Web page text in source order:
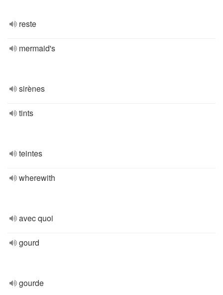
reste
mermaid's
sirènes
tints
teintes
wherewith
avec quoi
gourd
gourde